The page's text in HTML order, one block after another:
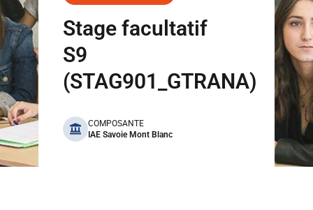
Stage facultatif
S9
(STAG901_GTRANA)
benefits
COMPOSANTE
IAE Savoie Mont Blanc